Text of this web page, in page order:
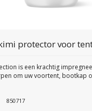
protector voor
is een krachtig
om uw voortent, bootkap
850717